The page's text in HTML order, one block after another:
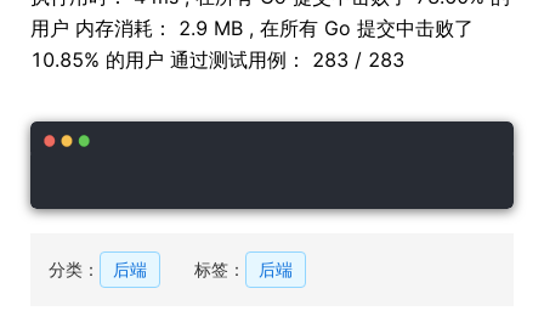
用户 内存消耗： 2.9 MB , 在所有 Go 提交中击败了
10.85% 的用户 通过测试用例： 283 / 283
分类： 后端 标签： 后端